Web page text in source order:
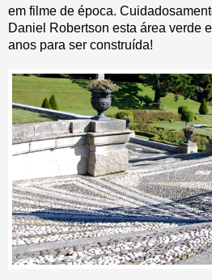
em filme de época.
Daniel Robertson esta área verde
anos para ser construída!